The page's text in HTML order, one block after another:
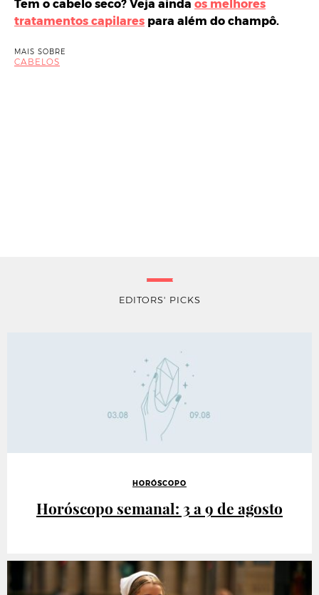
Tem o cabelo seco? Veja ainda os melhores
tratamentos capilares para além do champô.
MAIS SOBRE
CABELOS
EDITORS' PICKS
HORÓSCOPO
Horóscopo semanal: 3 a 9 de agosto